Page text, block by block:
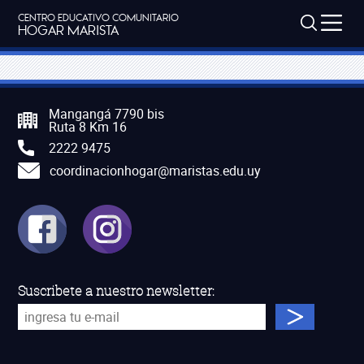
CENTRO EDUCATIVO COMUNITARIO
HOGAR MARISTA
Mangangá 7790 bis
Ruta 8 Km 16
2222 9475
coordinacionhogar@maristas.edu.uy
Suscribete a nuestro newsletter: